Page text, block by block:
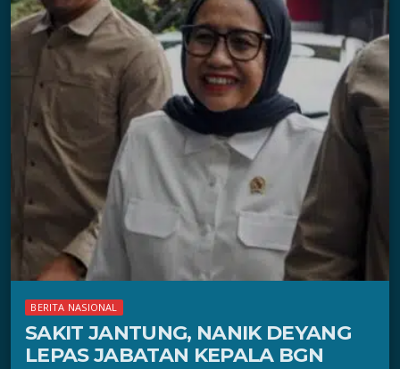
BERITA NASIONAL
SAKIT JANTUNG, NANIK DEYANG
LEPAS JABATAN KEPALA BGN